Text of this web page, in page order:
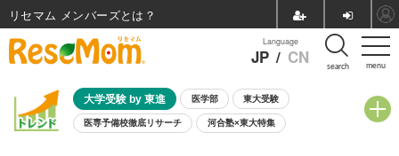
menu
Language
JP / CN search
大学受験 by 東進 医学部 東大受験
医専予備校徹底リサーチ 河合塾×東大特集
リセマム メンバーズ